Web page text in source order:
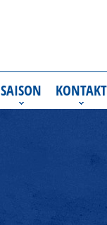
SAISON KONTAKT